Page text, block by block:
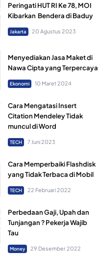
Peringati HUT RI Ke 78, MOI
Kibarkan Bendera di Baduy
Jakarta 20 Agustus 2023
Menyediakan Jasa Maket di
Nawa Cipta yang Terpercaya
Ekonomi 10 Maret 2024
Cara Mengatasi Insert
Citation Mendeley Tidak
muncul di Word
TECH 7 Juni 2023
Cara Memperbaiki Flashdisk
yang Tidak Terbaca di Mobil
TECH 22 Februari 2022
Perbedaan Gaji, Upah dan
Tunjangan ? Pekerja Wajib
Tau
Money 29 Desember 2022